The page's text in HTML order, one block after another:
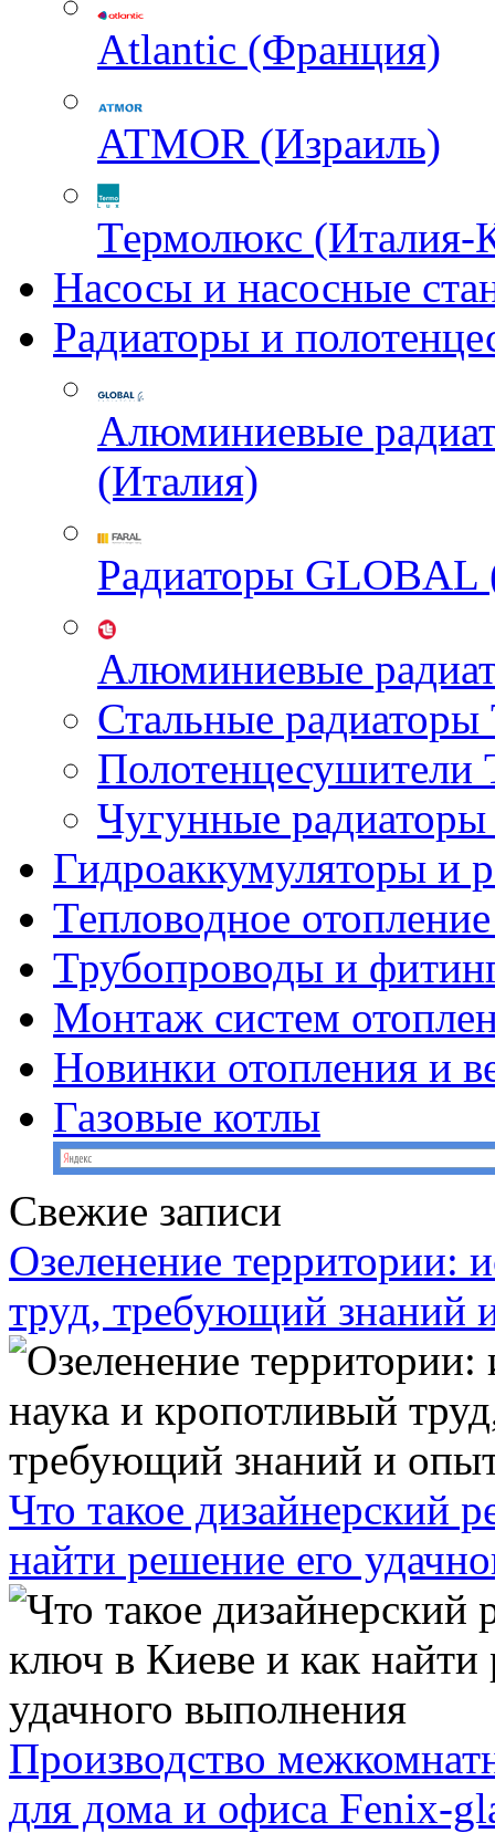
Atlantic (Франция)
ATMOR (Израиль)
Термолюкс (Италия-
Насосы и насосные
Радиаторы и
Алюминиевые
(Италия)
Радиаторы GLOBAL
Алюминиевые
Стальные
Чугунные
Гидроаккумуляторы и
Тепловодное
Трубопроводы и
Монтаж систем
Новинки отопления и
Газовые котлы
Свежие записи
Озеленение территории:
труд, требующий знаний
Что такое дизайнерский
найти решение его
Производство
для дома и офиса Fenix-